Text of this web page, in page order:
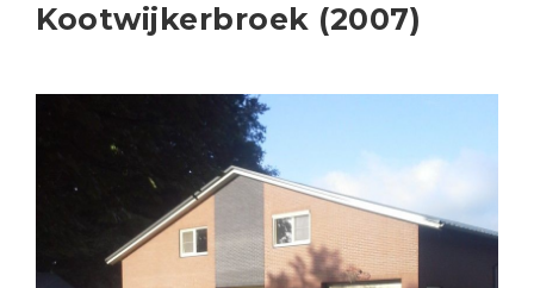
Kootwijkerbroek (2007)